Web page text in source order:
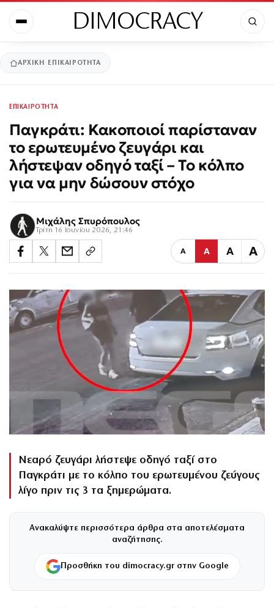
DIMOCRACY
ΑΡΧΙΚΉ ΕΠΙΚΑΙΡΟΤΗΤΑ
ΕΠΙΚΑΙΡΟΤΗΤΑ
Παγκράτι: Κακοποιοί παρίσταναν
το ερωτευμένο ζευγάρι και
λήστεψαν οδηγό ταξί – Το κόλπο
για να μην δώσουν στόχο
Μιχάλης Σπυρόπουλος
Τρίτη 16 Ιουνίου 2026, 21:46
Α Α Α Α
Νεαρό ζευγάρι λήστεψε οδηγό ταξί στο
Παγκράτι με το κόλπο του ερωτευμένου ζεύγους
λίγο πριν τις 3 τα ξημερώματα.
Ανακαλύψτε περισσότερα άρθρα στα αποτελέσματα
αναζήτησης.
Προσθήκη του dimocracy.gr στην Google